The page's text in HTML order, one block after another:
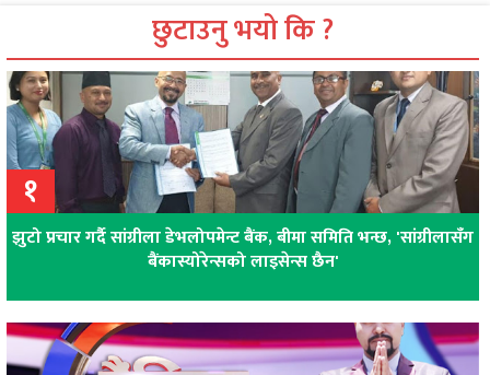
छुटाउनु भयो कि ?
१
झुटो प्रचार गर्दै सांग्रीला डेभलोपमेन्ट बैंक, बीमा समिति भन्छ, 'सांग्रीलासँग
बैंकास्योरेन्सको लाइसेन्स छैन'